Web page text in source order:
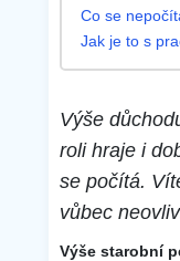
Co se
Jak je to s
Výše
roli hraje i
se počítá.
vůbec
Výše starobní